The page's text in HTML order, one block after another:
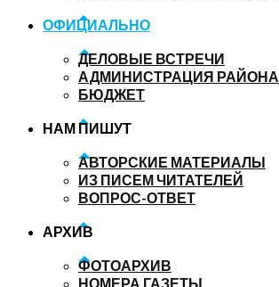
ОФИЦИАЛЬНО
ДЕЛОВЫЕ ВСТРЕЧИ
АДМИНИСТРАЦИЯ РАЙОНА
БЮДЖЕТ
НАМ ПИШУТ
АВТОРСКИЕ МАТЕРИАЛЫ
ИЗ ПИСЕМ ЧИТАТЕЛЕЙ
ВОПРОС-ОТВЕТ
АРХИВ
ФОТОАРХИВ
НОМЕРА ГАЗЕТЫ